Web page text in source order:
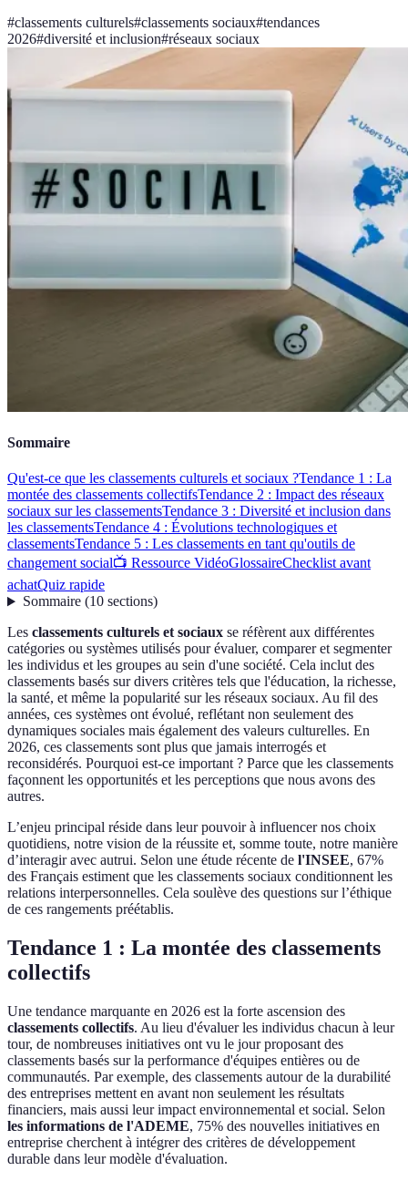
#classements culturels#classements sociaux#tendances
2026#diversité et inclusion#réseaux sociaux
Sommaire
Qu'est-ce que les classements culturels et sociaux ?Tendance 1 : La
montée des classements collectifsTendance 2 : Impact des réseaux
sociaux sur les classementsTendance 3 : Diversité et inclusion dans
les classementsTendance 4 : Évolutions technologiques et
classementsTendance 5 : Les classements en tant qu'outils de
changement social📺 Ressource VidéoGlossaireChecklist avant
achatQuiz rapide
Sommaire(10 sections)
Les classements culturels et sociaux se réfèrent aux différentes
catégories ou systèmes utilisés pour évaluer, comparer et segmenter
les individus et les groupes au sein d'une société. Cela inclut des
classements basés sur divers critères tels que l'éducation, la richesse,
la santé, et même la popularité sur les réseaux sociaux. Au fil des
années, ces systèmes ont évolué, reflétant non seulement des
dynamiques sociales mais également des valeurs culturelles. En
2026, ces classements sont plus que jamais interrogés et
reconsidérés. Pourquoi est-ce important ? Parce que les classements
façonnent les opportunités et les perceptions que nous avons des
autres.
L’enjeu principal réside dans leur pouvoir à influencer nos choix
quotidiens, notre vision de la réussite et, somme toute, notre manière
d’interagir avec autrui. Selon une étude récente de l'INSEE, 67%
des Français estiment que les classements sociaux conditionnent les
relations interpersonnelles. Cela soulève des questions sur l’éthique
de ces rangements préétablis.
Tendance 1 : La montée des classements
collectifs
Une tendance marquante en 2026 est la forte ascension des
classements collectifs. Au lieu d'évaluer les individus chacun à leur
tour, de nombreuses initiatives ont vu le jour proposant des
classements basés sur la performance d'équipes entières ou de
communautés. Par exemple, des classements autour de la durabilité
des entreprises mettent en avant non seulement les résultats
financiers, mais aussi leur impact environnemental et social. Selon
les informations de l'ADEME, 75% des nouvelles initiatives en
entreprise cherchent à intégrer des critères de développement
durable dans leur modèle d'évaluation.